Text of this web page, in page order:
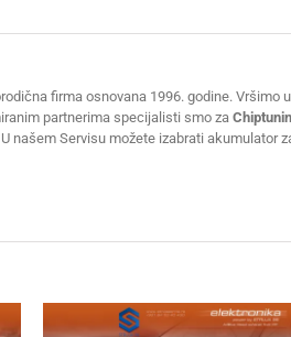
firma osnovana 1996. godine.
partnerima specijalisti smo za
našem Servisu možete izabrati akumulator